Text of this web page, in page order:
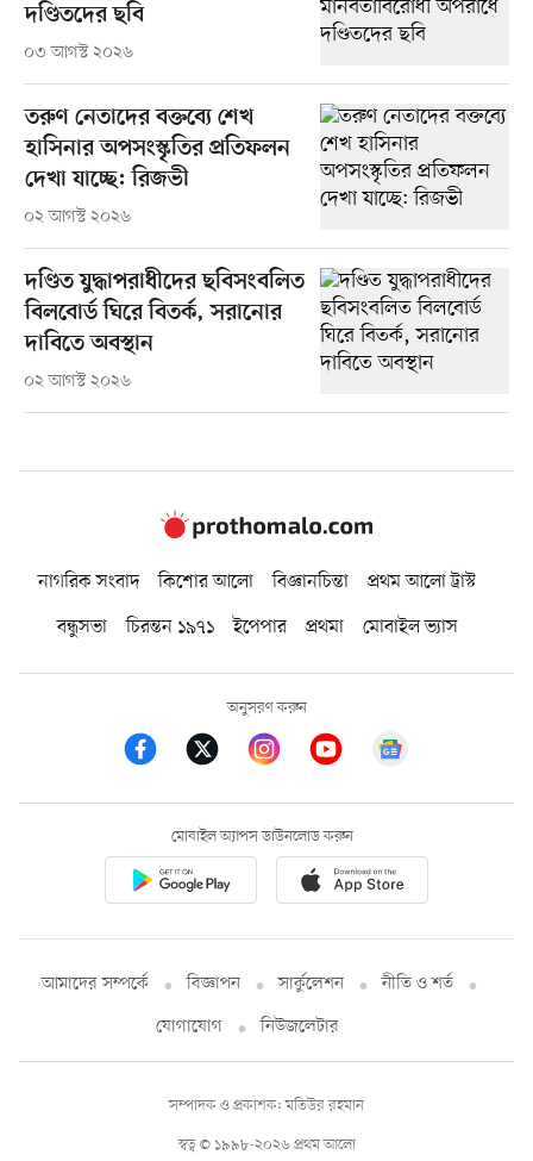
দণ্ডিতদের ছবি
০৩ আগস্ট ২০২৬
তরুণ নেতাদের বক্তব্যে শেখ
হাসিনার অপসংস্কৃতির প্রতিফলন
দেখা যাচ্ছে: রিজভী
০২ আগস্ট ২০২৬
দণ্ডিত যুদ্ধাপরাধীদের ছবিসংবলিত
বিলবোর্ড ঘিরে বিতর্ক, সরানোর
দাবিতে অবস্থান
০২ আগস্ট ২০২৬
নাগরিক সংবাদ কিশোর আলো বিজ্ঞানচিন্তা
প্রথম আলো ট্রাস্ট
বন্ধুসভা
চিরন্তন ১৯৭১ ইপেপার প্রথমা মোবাইল ভ্যাস
অনুসরণ করুন
মোবাইল অ্যাপস ডাউনলোড করুন
আমাদের সম্পর্কে বিজ্ঞাপন সার্কুলেশন
নীতি ও শর্ত
যোগাযোগ
নিউজলেটার
স্বত্ব © ১৯৯৮-২০২৬ প্রথম আলো
সম্পাদক ও প্রকাশক: মতিউর রহমান